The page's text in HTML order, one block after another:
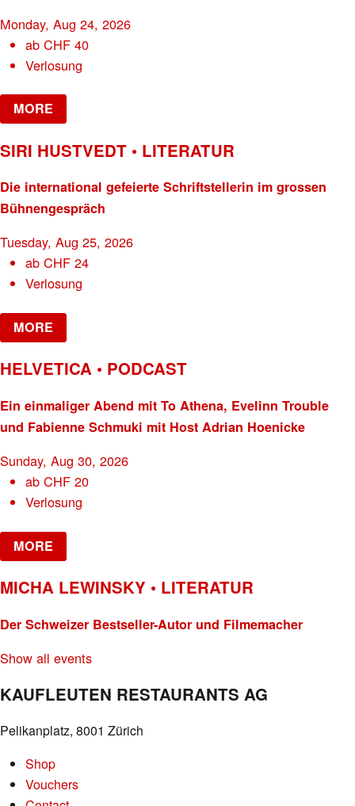
Monday, Aug 24, 2026
abCHF 40
Verlosung
MORE
SIRI HUSTVEDT • LITERATUR
Die international gefeierte Schriftstellerin im grossen
Bühnengespräch
Tuesday, Aug 25, 2026
abCHF 24
Verlosung
MORE
HELVETICA • PODCAST
Ein einmaliger Abend mit To Athena, Evelinn Trouble
und Fabienne Schmuki mit Host Adrian Hoenicke
Sunday, Aug 30, 2026
abCHF 20
Verlosung
MORE
MICHA LEWINSKY • LITERATUR
Der Schweizer Bestseller-Autor und Filmemacher
Show all events
KAUFLEUTEN RESTAURANTS AG
Pelikanplatz, 8001 Zürich
Shop
Vouchers